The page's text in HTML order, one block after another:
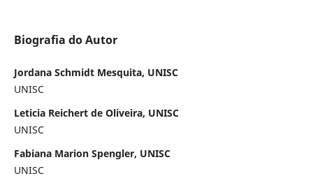
Biografia do Autor
Jordana Schmidt Mesquita, UNISC
UNISC
Leticia Reichert de Oliveira, UNISC
UNISC
Fabiana Marion Spengler, UNISC
UNISC